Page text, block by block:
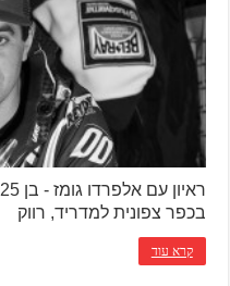
בכפר צפונית למדריד, רווק
קרא עוד